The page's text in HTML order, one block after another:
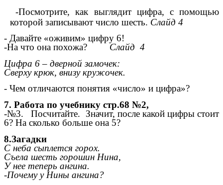
-Посмотрите, как выглядит цифра, с помощью
которой записывают число шесть. Слайд 4
- Давайте «оживим» цифру 6!
-На что она похожа? Слайд 4
Цифра 6 – дверной замочек:
Сверху крюк, внизу кружочек.
- Чем отличаются понятия «число» и цифра»?
7. Работа по учебнику стр.68 №2,
-№3. Посчитайте. Значит, после какой цифры стоит
6? На сколько больше она 5?
8.Загадки
С неба сыплется горох.
Съела шесть горошин Нина,
У нее теперь ангина.
-Почему у Нины ангина?